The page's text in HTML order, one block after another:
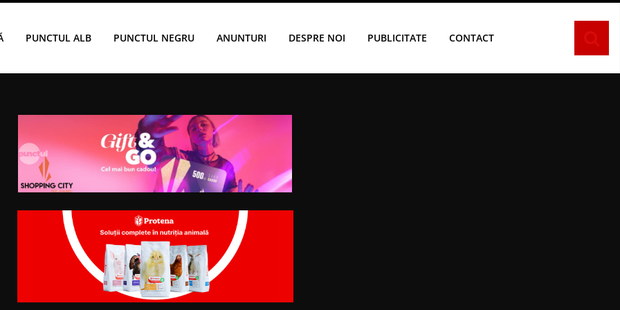
PUNCTUL ALB PUNCTUL NEGRU ANUNTURI DESPRE NOI PUBLICITATE CONTACT